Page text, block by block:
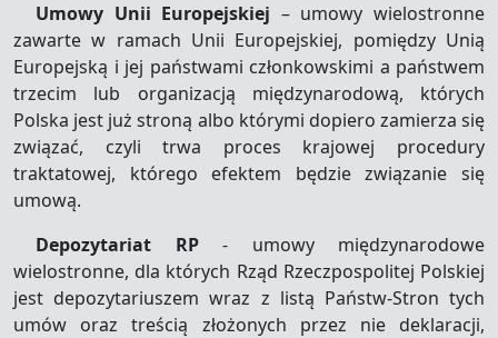
Umowy Unii Europejskiej – umowy wielostronne
zawarte w ramach Unii Europejskiej, pomiędzy Unią
Europejską i jej państwami członkowskimi a państwem
trzecim lub organizacją międzynarodową, których
Polska jest już stroną albo którymi dopiero zamierza się
związać, czyli trwa proces krajowej procedury
traktatowej, którego efektem będzie związanie się
umową.
Depozytariat RP- umowy międzynarodowe
wielostronne, dla których Rząd Rzeczpospolitej Polskiej
jest depozytariuszem wraz z listą Państw-Stron tych
umów oraz treścią złożonych przez nie deklaracji,